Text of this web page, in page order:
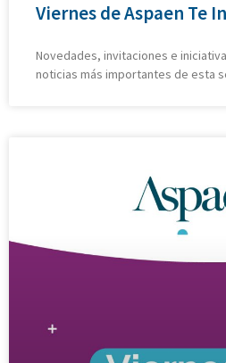
Viernes de Aspaen Te
Novedades, invitaciones e
noticias más importantes de esta